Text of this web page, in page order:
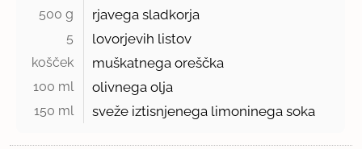
500 g rjavega sladkorja
5 lovorjevih listov
košček muškatnega oreščka
100 ml olivnega olja
150 ml sveže iztisnjenega limoninega soka